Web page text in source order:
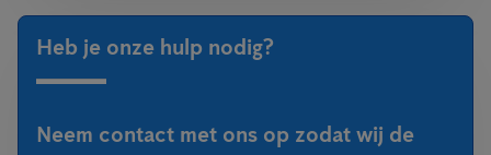
Heb je onze hulp nodig?
Neem contact met ons op zodat wij de